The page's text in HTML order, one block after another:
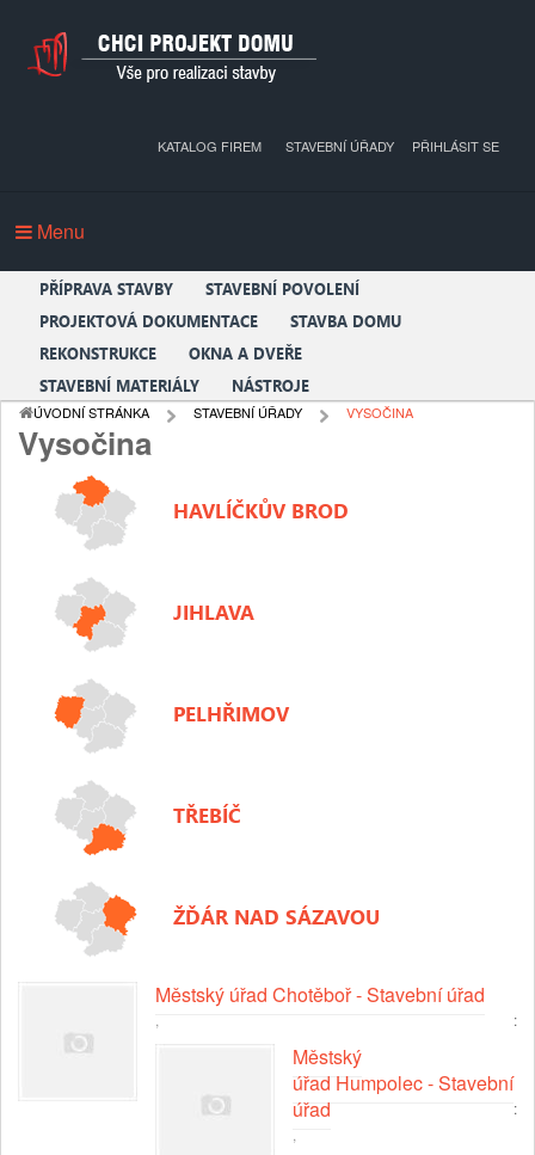
PŘIHLÁSIT SE
KATALOG FIREM STAVEBNÍ ÚŘADY
Menu
PŘÍPRAVA STAVBY
STAVEBNÍ POVOLENÍ
PROJEKTOVÁ DOKUMENTACE
STAVBA DOMU
REKONSTRUKCE
OKNA A DVEŘE
STAVEBNÍ MATERIÁLY
NÁSTROJE
ÚVODNÍ STRÁNKA STAVEBNÍ ÚŘADY VYSOČINA
Vysočina
HAVLÍČKŮV BROD
JIHLAVA
PELHŘIMOV
TŘEBÍČ
ŽĎÁR NAD SÁZAVOU
Městský úřad Chotěboř - Stavební úřad
:
Městský
úřad Humpolec - Stavební
úřad
: